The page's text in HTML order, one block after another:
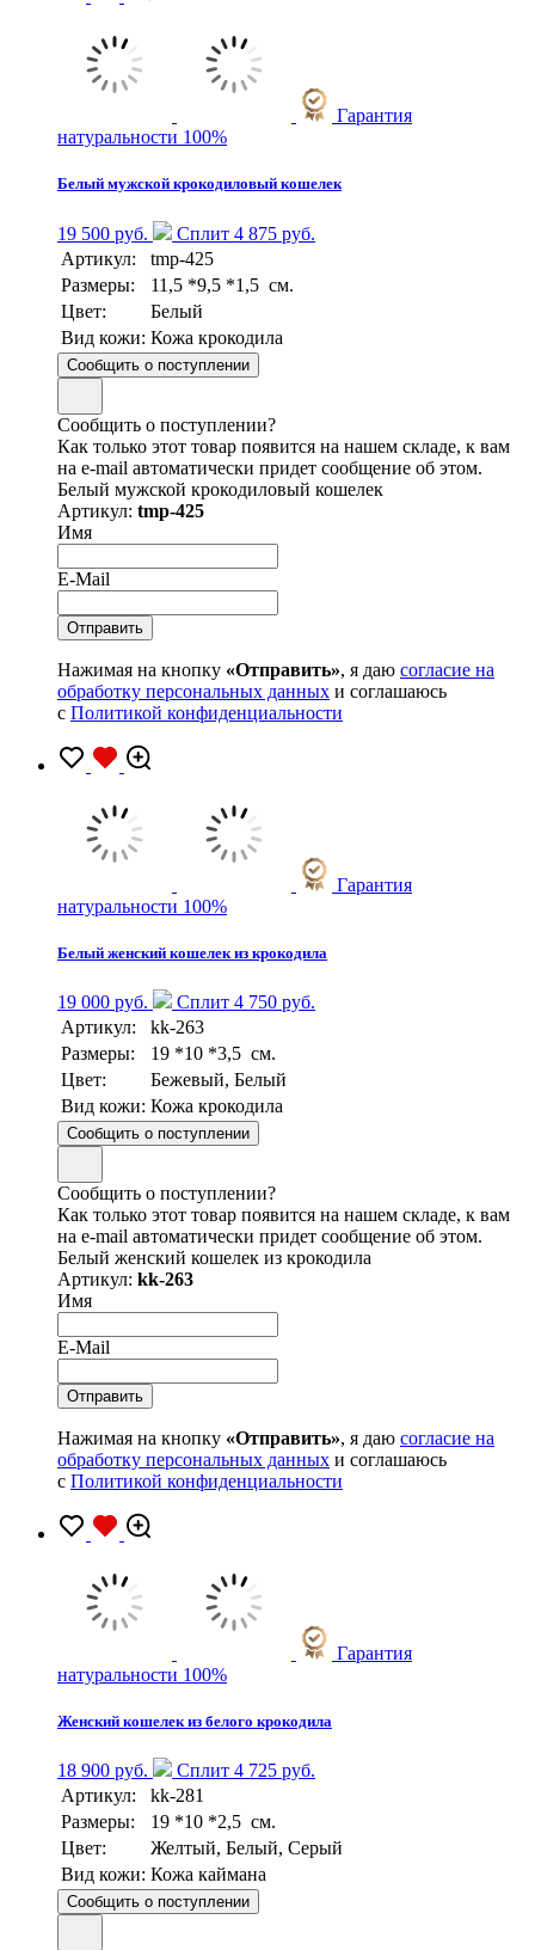
Гарантия
натуральности 100%
Белый мужской крокодиловый кошелек
19 500 руб.
Сплит 4 875 руб.
Артикул:
tmp-425
Размеры:
11,5 *9,5 *1,5 см.
Цвет:
Белый
Вид кожи: Кожа крокодила
Сообщить о поступлении
Сообщить о поступлении?
Как только этот товар появится на нашем складе, к вам
на e-mail автоматически придет сообщение об этом.
Белый мужской крокодиловый кошелек
Артикул: tmp-425
Имя
E-Mail
Нажимая на кнопку «Отправить», я даю согласие на
обработку персональных данных и соглашаюсь
с Политикой конфиденциальности
Гарантия
натуральности 100%
Белый женский кошелек из крокодила
19 000 руб.
Сплит 4 750 руб.
Артикул:
kk-263
Размеры:
19 *10 *3,5 см.
Цвет:
Бежевый, Белый
Вид кожи: Кожа крокодила
Сообщить о поступлении
Сообщить о поступлении?
Как только этот товар появится на нашем складе, к вам
на e-mail автоматически придет сообщение об этом.
Белый женский кошелек из крокодила
Артикул: kk-263
Имя
E-Mail
Нажимая на кнопку «Отправить», я даю согласие на
обработку персональных данных и соглашаюсь
с Политикой конфиденциальности
Гарантия
натуральности 100%
Женский кошелек из белого крокодила
18 900 руб.
Сплит 4 725 руб.
Артикул:
kk-281
Размеры:
19 *10 *2,5 см.
Цвет:
Желтый, Белый, Серый
Вид кожи: Кожа каймана
Сообщить о поступлении